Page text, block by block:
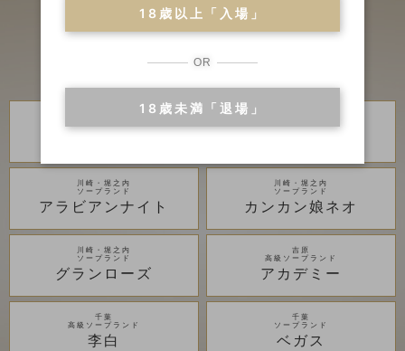
川崎・堀之内
ソープランド
アラビアンナイト
川崎・堀之内
ソープランド
カンカン娘ネオ
川崎・堀之内
ソープランド
グランローズ
吉原
高級ソープランド
アカデミー
千葉
高級ソープランド
李白
千葉
ソープランド
ベガス
18歳以上「入場」
OR
18歳未満「退場」